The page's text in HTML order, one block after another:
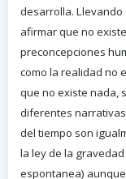
desarrolla. Llevando
afirmar que no
preconcepciones
como la realidad no
que no existe nada,
diferentes
del tiempo son
la ley de la
espontanea)